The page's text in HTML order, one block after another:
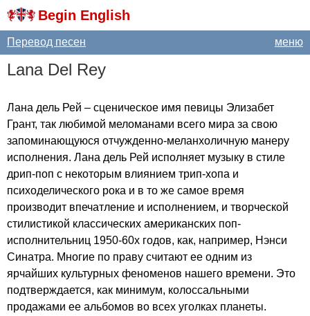
Begin English
меню
Перевод песен
Lana Del Rey
Лана дель Рей – сценическое имя певицы Элизабет
Грант, так любимой меломанами всего мира за свою
запоминающуюся отчужденно-меланхоличную манеру
исполнения. Лана дель Рей исполняет музыку в стиле
дрип-поп с некоторым влиянием трип-хопа и
психоделического рока и в то же самое время
производит впечатление и исполнением, и творческой
стилистикой классических американских поп-
исполнительниц 1950-60х годов, как, например, Нэнси
Синатра. Многие по праву считают ее одним из
ярчайших культурных феноменов нашего времени. Это
подтверждается, как минимум, колоссальными
продажами ее альбомов во всех уголках планеты.